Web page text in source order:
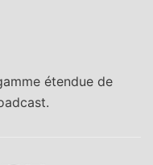
étendue de